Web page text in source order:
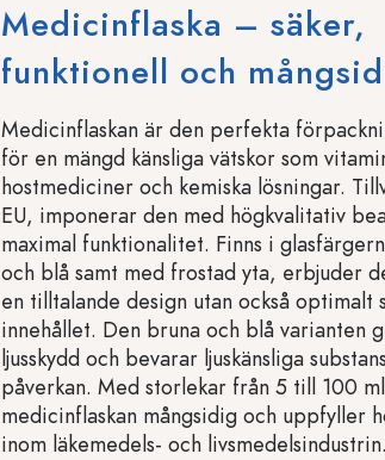
Medicinflaska – säker,
funktionell och
Medicinflaskan är den perfekta
för en mängd känsliga vätskor som
hostmediciner och kemiska lösningar.
EU, imponerar den med högkvalitativ
maximal funktionalitet. Finns i
och blå samt med frostad yta, erbjuder
en tilltalande design utan också optimalt
innehållet. Den bruna och blå varianten
ljusskydd och bevarar ljuskänsliga
påverkan. Med storlekar från 5 till 100
medicinflaskan mångsidig och uppfyller
inom läkemedels- och livsmedelsindustrin.